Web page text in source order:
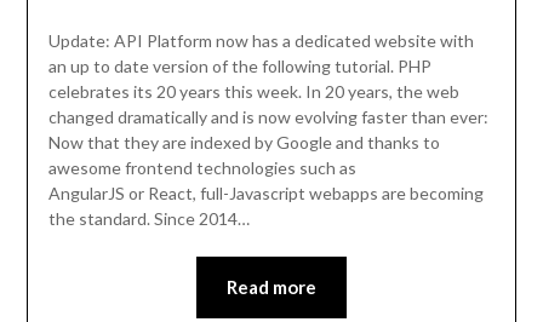
Update: API Platform now has a dedicated website with
an up to date version of the following tutorial. PHP
celebrates its 20 years this week. In 20 years, the web
changed dramatically and is now evolving faster than ever:
Now that they are indexed by Google and thanks to
awesome frontend technologies such as
AngularJS or React, full-Javascript webapps are becoming
the standard. Since 2014…
Read more